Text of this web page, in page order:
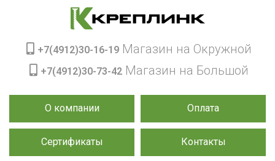
О компании Оплата
Сертификаты Контакты
+7(4912)30-16-19 Магазин на Окружной
+7(4912)30-73-42 Магазин на Большой